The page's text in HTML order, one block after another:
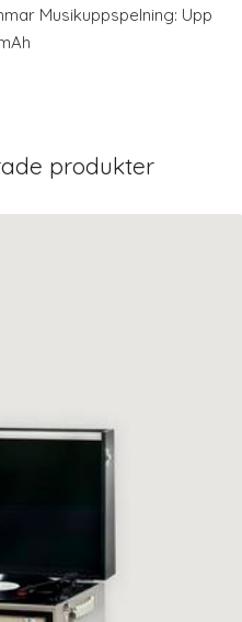
Musikuppspelning: Upp
produkter